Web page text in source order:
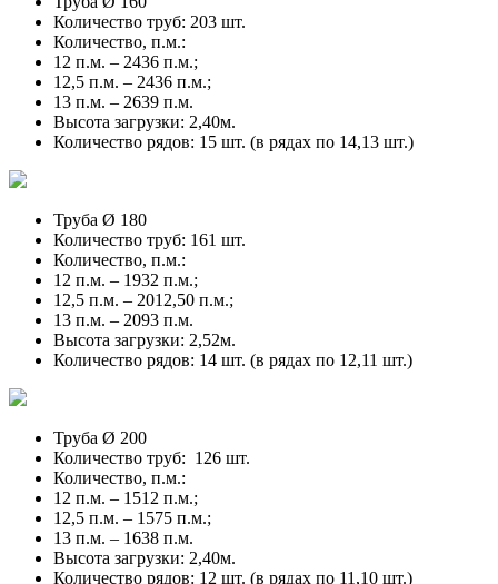
Количество труб: 203 шт.
Количество, п.м.:
12 п.м. – 2436 п.м.;
12,5 п.м. – 2436 п.м.;
13 п.м. – 2639 п.м.
Высота загрузки: 2,40м.
Количество рядов: 15 шт. (в рядах по 14,13 шт.)
Труба Ø 180
Количество труб: 161 шт.
Количество, п.м.:
12 п.м. – 1932 п.м.;
12,5 п.м. – 2012,50 п.м.;
13 п.м. – 2093 п.м.
Высота загрузки: 2,52м.
Количество рядов: 14 шт. (в рядах по 12,11 шт.)
Труба Ø 200
Количество труб: 126 шт.
Количество, п.м.:
12 п.м. – 1512 п.м.;
12,5 п.м. – 1575 п.м.;
13 п.м. – 1638 п.м.
Высота загрузки: 2,40м.
Количество рядов: 12 шт. (в рядах по 11,10 шт.)